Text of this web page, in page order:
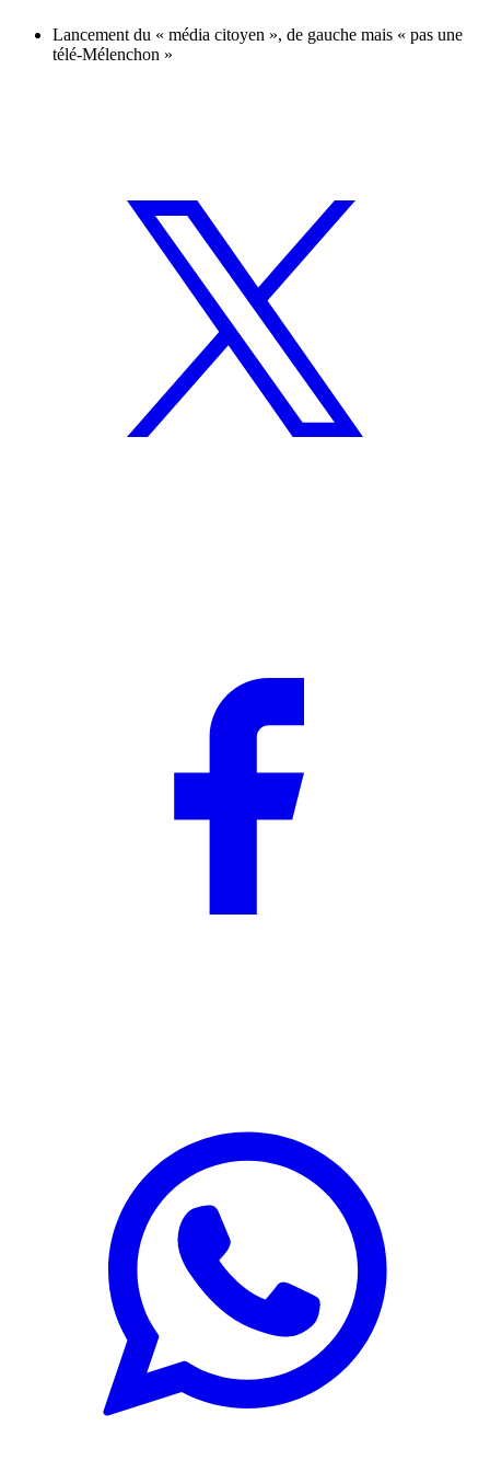
Lancement du « média citoyen », de gauche mais « pas une
télé-Mélenchon »